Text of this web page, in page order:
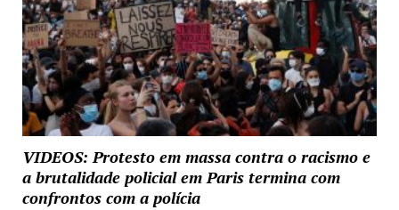
VIDEOS: Protesto em massa contra o racismo e
a brutalidade policial em Paris termina com
confrontos com a polícia